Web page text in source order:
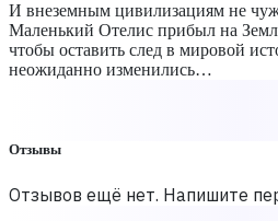
И внеземным цивилизациям не
Маленький Отелис прибыл на
чтобы оставить след в мировой
неожиданно изменились…
Отзывы
Отзывов ещё нет. Напишите